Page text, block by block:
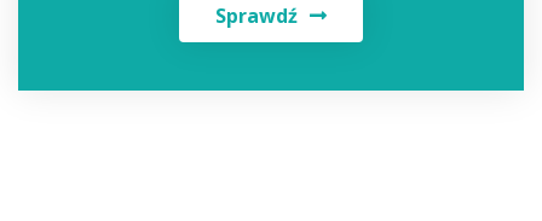
Sprawdź